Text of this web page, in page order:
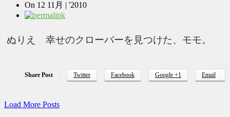
On 12 11月 | '2010
ぬりえ 幸せのクローバーを見つけた、モモ。
Share Post Twitter Facebook Google +1 Email
Load More Posts